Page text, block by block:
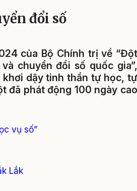
đổi số
của Bộ Chính trị về “Đột
chuyển đổi số quốc gia”,
dậy tinh thần tự học, tự
đã phát động 100 ngày cao
vụ số”
Lắk